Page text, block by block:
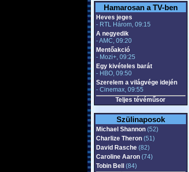
Hamarosan a TV-ben
Heves jeges
- RTL Három, 09:15
A negyedik
- AMC, 09:20
Mentőakció
- Mozi+, 09:25
Egy kivételes barát
- HBO, 09:50
Szerelem a világvége idején
- Cinemax, 09:55
Teljes tévéműsor
Szülinaposok
Michael Shannon(52)
Charlize Theron(51)
David Rasche(82)
Caroline Aaron(74)
Tobin Bell
(84)